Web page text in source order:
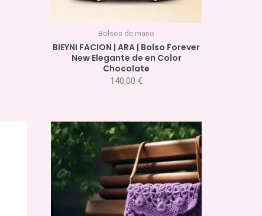
Bolsos de mano
BIEYNI FACION | ARA | Bolso Forever
New Elegante de en Color
Chocolate
140,00 €